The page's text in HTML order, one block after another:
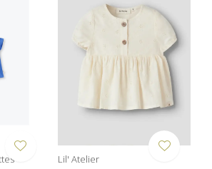
Lil' Atelier